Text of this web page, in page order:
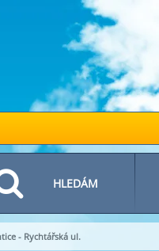
HLEDÁM
- Rychtářská ul.